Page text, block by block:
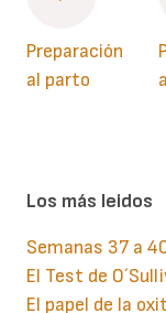
Preparación
al parto
Los más leidos
Semanas 37 a
El Test de
El papel de la